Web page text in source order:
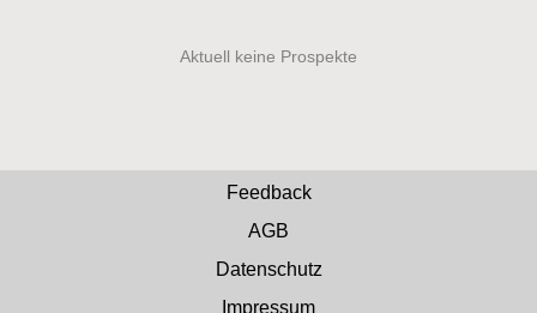
Feedback
AGB
Datenschutz
Impressum